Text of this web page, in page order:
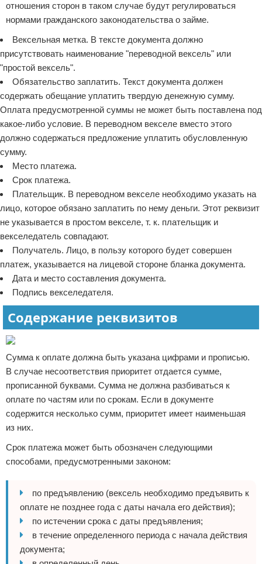
отношения сторон в таком случае будут регулироваться
нормами гражданского законодательства о займе.
Вексельная метка. В тексте документа должно
присутствовать наименование "переводной вексель" или
"простой вексель".
Обязательство заплатить. Текст документа должен
содержать обещание уплатить твердую денежную сумму.
Оплата предусмотренной суммы не может быть поставлена под
какое-либо условие. В переводном векселе вместо этого
должно содержаться предложение уплатить обусловленную
сумму.
Место платежа.
Срок платежа.
Плательщик. В переводном векселе необходимо указать на
лицо, которое обязано заплатить по нему деньги. Этот реквизит
не указывается в простом векселе, т. к. плательщик и
векселедатель совпадают.
Получатель. Лицо, в пользу которого будет совершен
платеж, указывается на лицевой стороне бланка документа.
Дата и место составления документа.
Подпись векселедателя.
Содержание реквизитов
Сумма к оплате должна быть указана цифрами и прописью.
В случае несоответствия приоритет отдается сумме,
прописанной буквами. Сумма не должна разбиваться к
оплате по частям или по срокам. Если в документе
содержится несколько сумм, приоритет имеет наименьшая
из них.
Срок платежа может быть обозначен следующими
способами, предусмотренными законом:
по предъявлению (вексель необходимо предъявить к
оплате не позднее года с даты начала его действия);
по истечении срока с даты предъявления;
в течение определенного периода с начала действия
документа;